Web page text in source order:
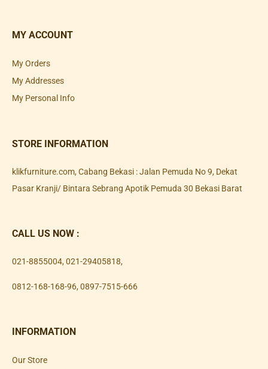
MY ACCOUNT
My Orders
My Addresses
My Personal Info
STORE INFORMATION
klikfurniture.com, Cabang Bekasi : Jalan Pemuda No 9, Dekat
Pasar Kranji/ Bintara Sebrang Apotik Pemuda 30 Bekasi Barat
CALL US NOW :
021-8855004, 021-29405818,
0812-168-168-96, 0897-7515-666
INFORMATION
Our Store